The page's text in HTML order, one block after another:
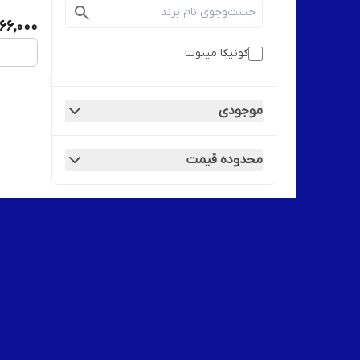
کونیکا مینولتا
موجودی
محدوده قیمت